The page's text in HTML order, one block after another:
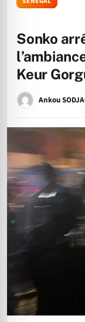
Sonko
Keur
Ankou